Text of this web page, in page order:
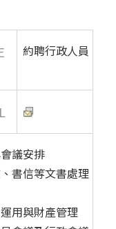
約聘行政人員
議安排
書信等文書處理
用與財產管理